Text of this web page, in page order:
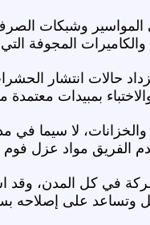
وشبكات
المجوفة
حالات انتشار
بمبيدات
لا سيما في
الفريق مواد عزل
في كل المدن، وقد
وتساعد على إصلاحه